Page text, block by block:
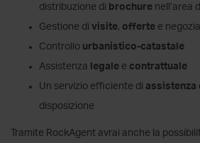
distribuzione di brochure nell’area
Gestione di visite, offerte e
Controllo urbanistico-catastale
Assistenza legale e contrattuale
Un servizio efficiente di assistenza
disposizione
Tramite RockAgent avrai anche la